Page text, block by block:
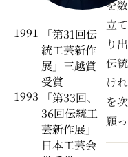
1991
「第31回伝
統工芸新作
展」三越賞
受賞
1993
「第33回、
36回伝統工
芸新作展」
日本工芸会
を
立
り
伝
け
を
願